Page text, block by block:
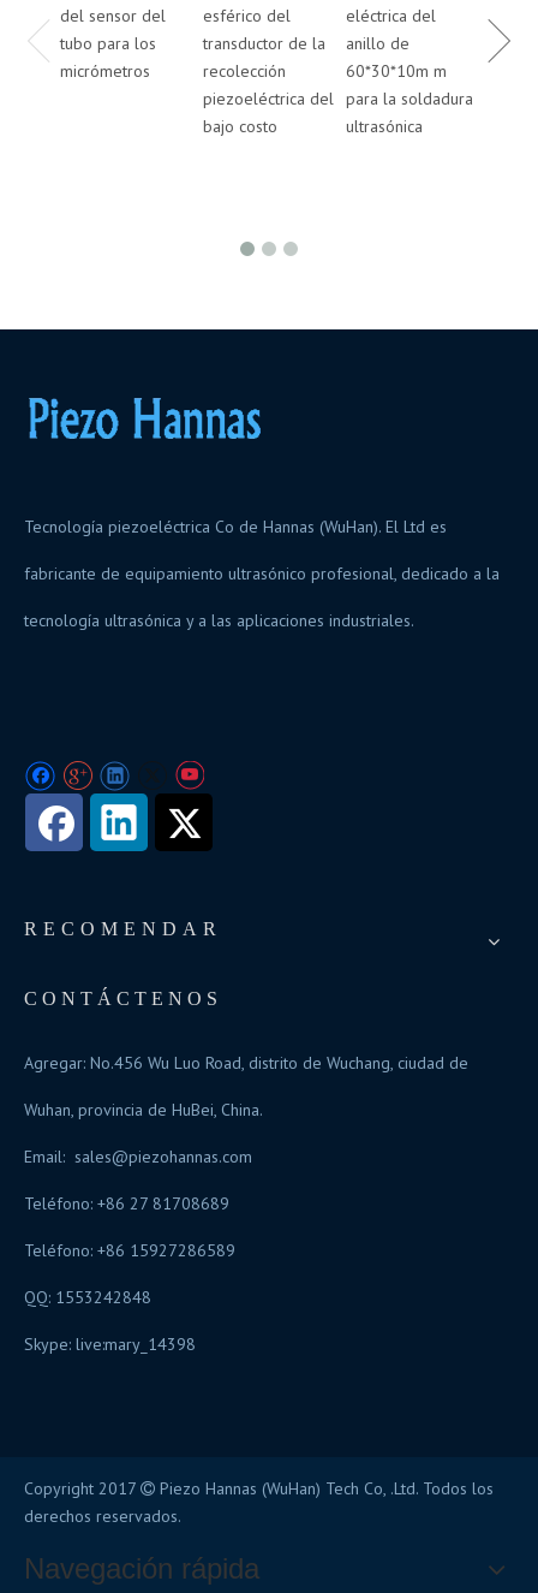
del sensor del
tubo para los
micrómetros
esférico del
transductor de la
recolección
piezoeléctrica del
bajo costo
eléctrica del
anillo de
60*30*10m m
para la soldadura
ultrasónica
anillo
Tecnología piezoeléctrica Co de Hannas (WuHan). El Ltd es
fabricante de equipamiento ultrasónico profesional, dedicado a la
tecnología ultrasónica y a las aplicaciones industriales.
RECOMENDAR
CONTÁCTENOS
Agregar: No.456 Wu Luo Road, distrito de Wuchang, ciudad de
Wuhan, provincia de HuBei, China.
Email: sales@piezohannas.com
Teléfono: +86 27 81708689
Teléfono: +86 15927286589
QQ: 1553242848
Skype: live:mary_14398
Copyright 2017  Piezo Hannas (WuHan) Tech Co, .Ltd. Todos los
derechos reservados.
Navegación rápida